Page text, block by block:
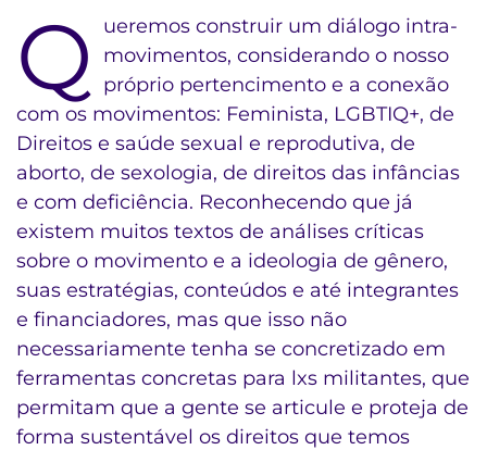
Q
ueremos construir um diálogo intra-
movimentos, considerando o nosso
próprio pertencimento e a conexão
com os movimentos: Feminista, LGBTIQ+, de
Direitos e saúde sexual e reprodutiva, de
aborto, de sexologia, de direitos das infâncias
e com deficiência. Reconhecendo que já
existem muitos textos de análises críticas
sobre o movimento e a ideologia de gênero,
suas estratégias, conteúdos e até integrantes
e financiadores, mas que isso não
necessariamente tenha se concretizado em
ferramentas concretas para lxs militantes, que
permitam que a gente se articule e proteja de
forma sustentável os direitos que temos